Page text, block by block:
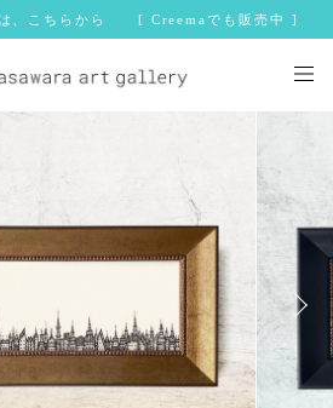
は、こちらから [ Creemaでも販売中 ]